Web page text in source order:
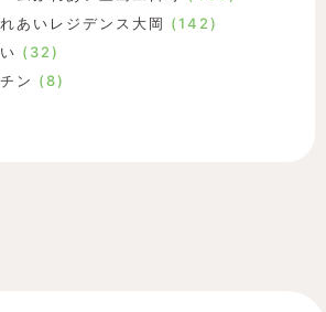
あいレジデンス大岡 (142)
(32)
ン (8)